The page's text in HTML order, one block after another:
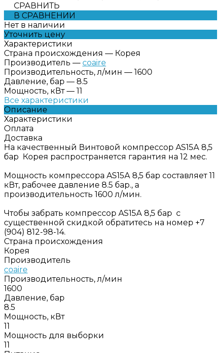
СРАВНИТЬ
В СРАВНЕНИИ
Нет в наличии
Уточнить цену
Характеристики
Страна происхождения — Корея
Производитель — coaire
Производительность, л/мин — 1600
Давление, бар — 8.5
Мощность, кВт — 11
Все характеристики
Описание
Характеристики
Оплата
Доставка
На качественный Винтовой компрессор AS15А 8,5
бар Корея распространяется гарантия на 12 мес.
Мощность компрессора AS15А 8,5 бар составляет 11
кВт, рабочее давление 8.5 бар., а
производительность 1600 л/мин.
Чтобы забрать компрессор AS15А 8,5 бар с
существенной скидкой обратитесь на номер +7
(904) 812-98-14.
Страна происхождения
Корея
Производитель
coaire
Производительность, л/мин
1600
Давление, бар
8.5
Мощность, кВт
11
Мощность для выборки
11